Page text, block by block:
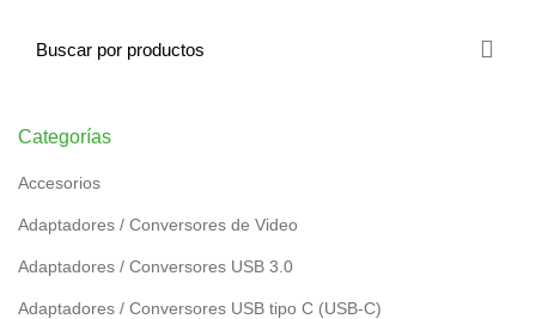
Categorías
Accesorios
Adaptadores / Conversores de Video
Adaptadores / Conversores USB 3.0
Adaptadores / Conversores USB tipo C (USB-C)